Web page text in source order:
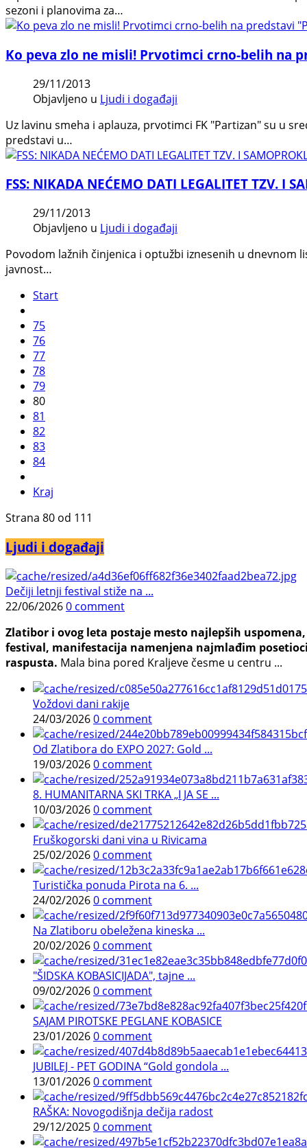
sezoni i planovima za…
Ko peva zlo ne misli! Prvotimci crno-belih na
29/11/2013
Objavljeno u Ljudi i događaji
Uz lavinu smeha i aplauza, prvotimci FK "Partizan" su u
predstavi u…
FSS: NIKADA NEĆEMO DATI LEGALITET TZV. I
29/11/2013
Objavljeno u Ljudi i događaji
Povodom lažnih činjenica i optužbi iznesenih u dnevnom
javnost…
Start
75
76
77
78
79
80
81
82
83
84
Kraj
Strana 80 od 111
Ljudi i događaji
Dečiji letnji festival stiže na ...
22/06/20260 comment
Zlatibor i ovog leta postaje mesto najlepših
festival, manifestacija namenjena najmlađim
raspusta. Mala bina pored Kraljeve česme u centru ...
Voždovi dani rakije
24/03/20260 comment
Od Zlatibora do EXPO 2027: Gold ...
19/03/20260 comment
8. HUMANITARNA SKI TRKA „I JA SE ...
10/03/20260 comment
Fruškogorski dani vina u Rivicama
25/02/20260 comment
Turistička ponuda Pirota na 6. ...
24/02/20260 comment
Na Zlatiboru obeležena kineska ...
20/02/20260 comment
"ŠIDSKA KOBASICIJADA", tajne ...
09/02/20260 comment
SAJAM PIROTSKE PEGLANE KOBASICE
23/01/20260 comment
JUBILEJ - PET GODINA “Gold gondola ...
13/01/20260 comment
RAŠKA: Novogodišnja dečija radost
29/12/20250 comment